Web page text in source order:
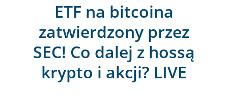
ETF na bitcoina
zatwierdzony przez
SEC! Co dalej z hossą
krypto i akcji? LIVE